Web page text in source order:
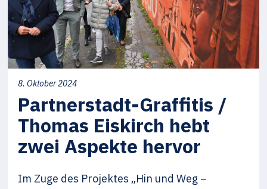
8. Oktober 2024
Partnerstadt-Graffitis /
Thomas Eiskirch hebt
zwei Aspekte hervor
Im Zuge des Projektes „Hin und Weg –